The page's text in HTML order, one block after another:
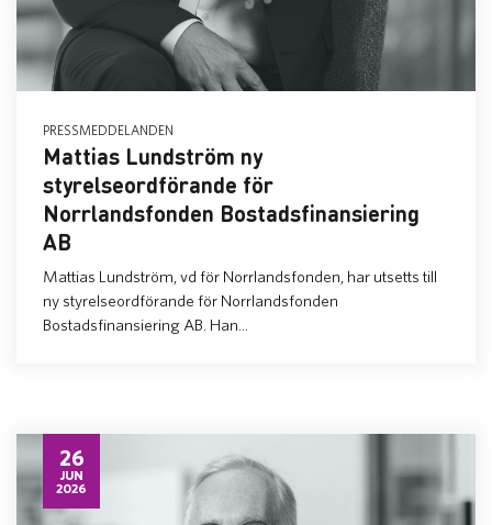
PRESSMEDDELANDEN
Mattias Lundström ny
styrelseordförande för
Norrlandsfonden Bostadsfinansiering
AB
Mattias Lundström, vd för Norrlandsfonden, har utsetts till
ny styrelseordförande för Norrlandsfonden
Bostadsfinansiering AB. Han...
26
JUN
2026